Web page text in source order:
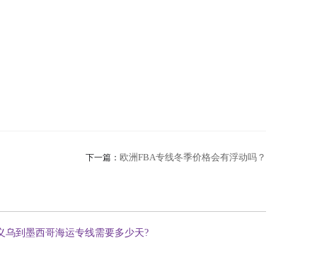
下一篇： 欧洲FBA专线冬季价格会有浮动吗？
乌到墨西哥海运专线需要多少天?